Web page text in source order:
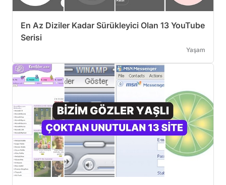
En Az Diziler Kadar Sürükleyici Olan 13 YouTube
Serisi
Yaşam